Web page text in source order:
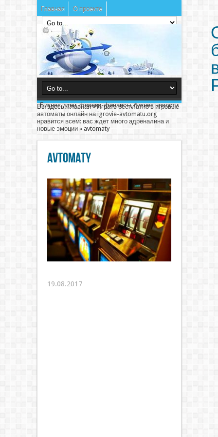
Главная О проекте
Бизнес идеи, форекс, финансы, бизнес новости
Вы здесь:Главная»Играть бесплатно в игровые
автоматы онлайн на igrovie-avtomatu.org
нравится всем: вас ждет много адреналина и
новые эмоции» avtomaty
avtomaty
19.08.2017